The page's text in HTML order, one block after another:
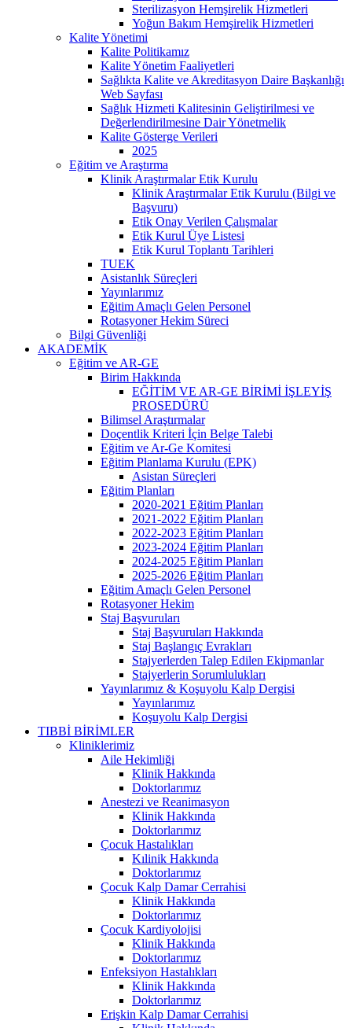
Sterilizasyon Hemşirelik Hizmetleri
Yoğun Bakım Hemşirelik Hizmetleri
Kalite Yönetimi
Kalite Politikamız
Kalite Yönetim Faaliyetleri
Sağlıkta Kalite ve Akreditasyon Daire Başkanlığı
Web Sayfası
Sağlık Hizmeti Kalitesinin Geliştirilmesi ve
Değerlendirilmesine Dair Yönetmelik
Kalite Gösterge Verileri
2025
Eğitim ve Araştırma
Klinik Araştırmalar Etik Kurulu
Klinik Araştırmalar Etik Kurulu (Bilgi ve
Başvuru)
Etik Onay Verilen Çalışmalar
Etik Kurul Üye Listesi
Etik Kurul Toplantı Tarihleri
TUEK
Asistanlık Süreçleri
Yayınlarımız
Eğitim Amaçlı Gelen Personel
Rotasyoner Hekim Süreci
Bilgi Güvenliği
AKADEMİK
Eğitim ve AR-GE
Birim Hakkında
EĞİTİM VE AR-GE BİRİMİ İŞLEYİŞ
PROSEDÜRÜ
Bilimsel Araştırmalar
Doçentlik Kriteri İçin Belge Talebi
Eğitim ve Ar-Ge Komitesi
Eğitim Planlama Kurulu (EPK)
Asistan Süreçleri
Eğitim Planları
2020-2021 Eğitim Planları
2021-2022 Eğitim Planları
2022-2023 Eğitim Planları
2023-2024 Eğitim Planları
2024-2025 Eğitim Planları
2025-2026 Eğitim Planları
Eğitim Amaçlı Gelen Personel
Rotasyoner Hekim
Staj Başvuruları
Staj Başvuruları Hakkında
Staj Başlangıç Evrakları
Stajyerlerden Talep Edilen Ekipmanlar
Stajyerlerin Sorumlulukları
Yayınlarımız & Koşuyolu Kalp Dergisi
Yayınlarımız
Koşuyolu Kalp Dergisi
TIBBİ BİRİMLER
Kliniklerimiz
Aile Hekimliği
Klinik Hakkında
Doktorlarımız
Anestezi ve Reanimasyon
Klinik Hakkında
Doktorlarımız
Çocuk Hastalıkları
Kılinik Hakkında
Doktorlarımız
Çocuk Kalp Damar Cerrahisi
Klinik Hakkında
Doktorlarımız
Çocuk Kardiyolojisi
Klinik Hakkında
Doktorlarımız
Enfeksiyon Hastalıkları
Klinik Hakkında
Doktorlarımız
Erişkin Kalp Damar Cerrahisi